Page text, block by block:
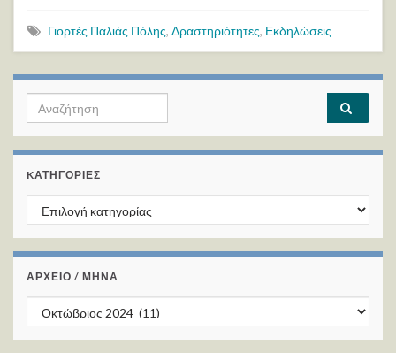
Γιορτές Παλιάς Πόλης, Δραστηριότητες, Εκδηλώσεις
Search for:
KΑΤΗΓΟΡΊΕΣ
Kατηγορίες
ΑΡΧΕΙΟ / ΜΗΝΑ
ΑΡΧΕΙΟ / ΜΗΝΑ